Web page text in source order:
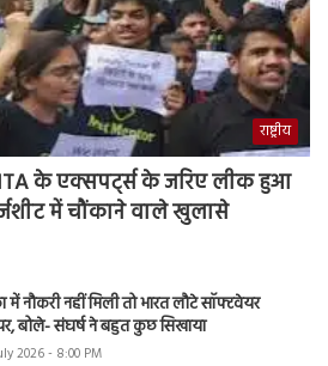
राष्ट्रीय
के एक्सपर्ट्स के जरिए लीक हुआ
में चौंकाने वाले खुलासे
में नौकरी नहीं मिली तो भारत लौटे सॉफ्टवेयर
बोले- संघर्ष ने बहुत कुछ सिखाया
2026 - 8:00 PM